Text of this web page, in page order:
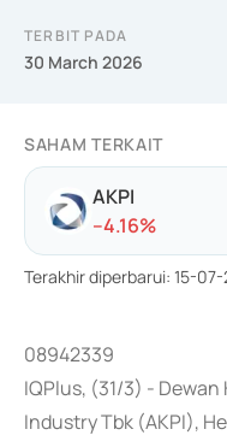
TERBIT PADA
30 March 2026
SAHAM TERKAIT
AKPI
--4.16%
Terakhir diperbarui: 15-
08942339
IQPlus, (31/3) - Dewan
Industry Tbk (AKPI),